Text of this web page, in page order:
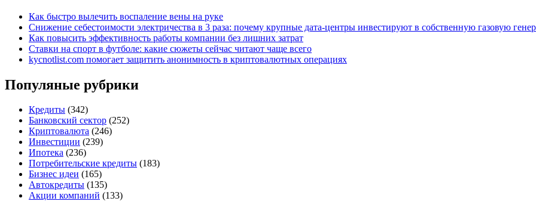
Как быстро вылечить воспаление вены на руке
Снижение себестоимости электричества в 3 раза: почему крупные дата-центры инвестируют в собственную газовую
Как повысить эффективность работы компании без лишних затрат
Ставки на спорт в футболе: какие сюжеты сейчас читают чаще всего
kycnotlist.com помогает защитить анонимность в криптовалютных операциях
Популяные рубрики
Кредиты (342)
Банковский сектор (252)
Криптовалюта (246)
Инвестиции (239)
Ипотека (236)
Потребительские кредиты (183)
Бизнес идеи (165)
Автокредиты (135)
Акции компаний (133)